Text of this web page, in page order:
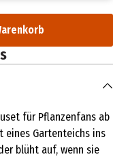
für Pflanzenfans ab
eines Gartenteichs ins
blüht auf, wenn sie